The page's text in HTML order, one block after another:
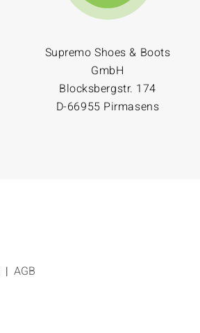
Supremo Shoes & Boots
GmbH
Blocksbergstr. 174
D-66955 Pirmasens
AGB